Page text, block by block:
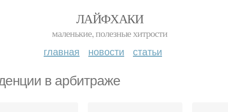
ЛАЙФХАКИ
маленькие, полезные хитрости
главная новости статьи
в арбитраже